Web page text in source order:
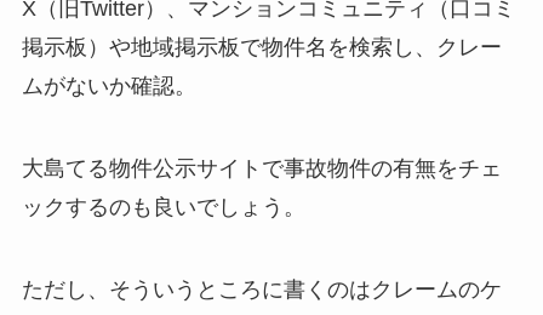
X（旧Twitter）、マンションコミュニティ（口コミ
掲示板）や地域掲示板で物件名を検索し、クレー
ムがないか確認。
大島てる物件公示サイトで事故物件の有無をチェ
ックするのも良いでしょう。
ただし、そういうところに書くのはクレームのケ